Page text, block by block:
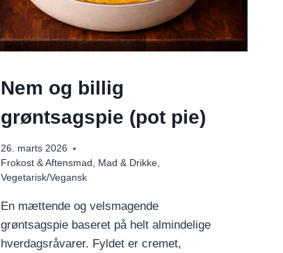
Nem og billig
grøntsagspie (pot pie)
26. marts 2026
Frokost & Aftensmad , Mad & Drikke,
Vegetarisk/Vegansk
En mættende og velsmagende
grøntsagspie baseret på helt almindelige
hverdagsråvarer. Fyldet er cremet,